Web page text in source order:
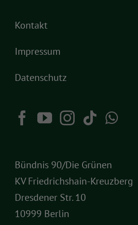
Kontakt
Impressum
Datenschutz
Bündnis 90/Die Grünen
KV Friedrichshain-Kreuzberg
Dresdener Str. 10
10999 Berlin